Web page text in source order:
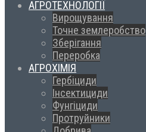
АГРОТЕХНОЛОГІЇ
Вирощування
Точне землеробство
Зберігання
Переробка
АГРОХІМІЯ
Гербіциди
Інсектициди
Фунгіциди
Протруйники